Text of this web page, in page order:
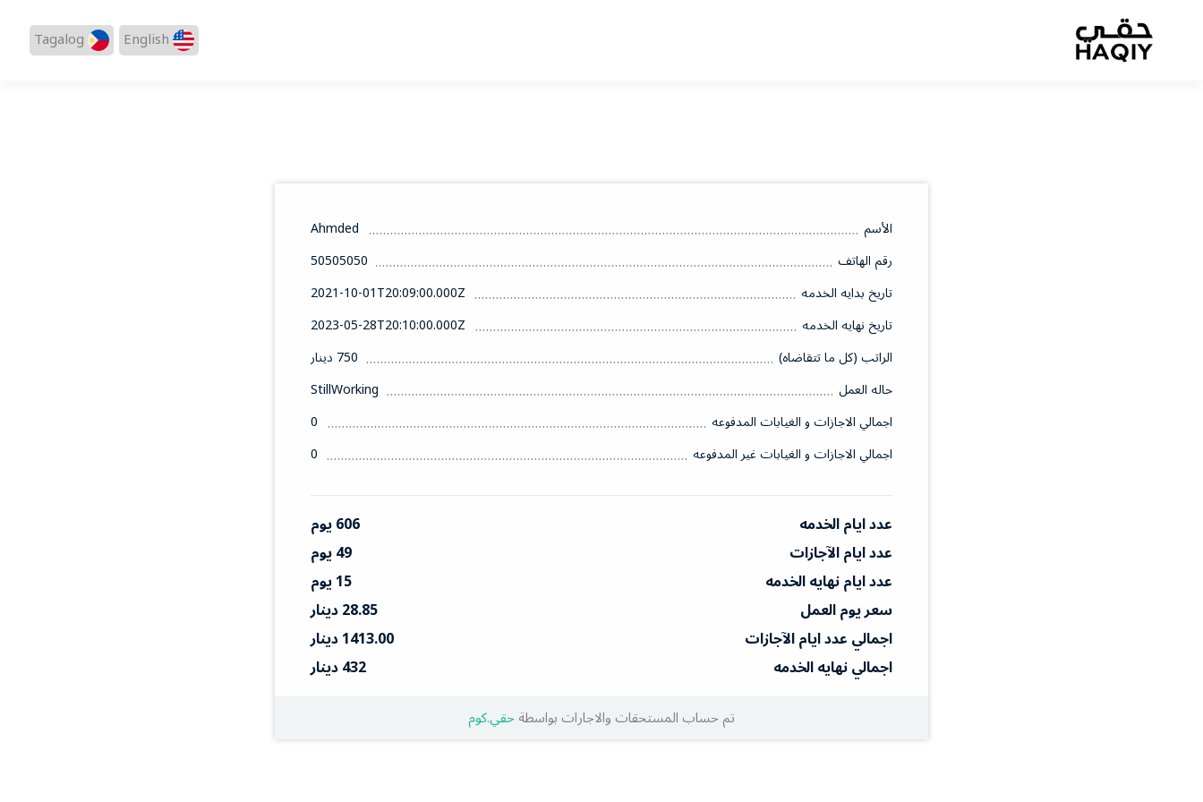
English
Tagalog
الأسم
Ahmded
رقم الهاتف
50505050
تاريخ بدايه الخدمه
2021-10-01T20:09:00.000Z
تاريخ نهايه الخدمه
2023-05-28T20:10:00.000Z
الراتب (كل ما تتقاضاه)
750 دينار
حاله العمل
StillWorking
اجمالي الاجازات و الغيابات المدفوعه
0
اجمالي الاجازات و الغيابات غير المدفوعه
0
عدد ايام الخدمه
606 يوم
عدد ايام الآجازات
49 يوم
عدد ايام نهايه الخدمه
15 يوم
سعر يوم العمل
28.85 دينار
اجمالي عدد ايام الآجازات
1413.00 دينار
اجمالي نهايه الخدمه
432 دينار
تم حساب المستحقات والاجارات بواسطةحقي.كوم